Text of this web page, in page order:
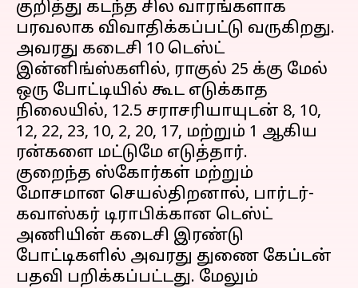
குறித்து கடந்த சில வாரங்களாக
பரவலாக விவாதிக்கப்பட்டு வருகிறது.
அவரது கடைசி 10 டெஸ்ட்
இன்னிங்ஸ்களில், ராகுல் 25 க்கு மேல்
ஒரு போட்டியில் கூட எடுக்காத
நிலையில், 12.5 சராசரியாயுடன் 8, 10,
12, 22, 23, 10, 2, 20, 17, மற்றும் 1 ஆகிய
ரன்களை மட்டுமே எடுத்தார்.
குறைந்த ஸ்கோர்கள் மற்றும்
மோசமான செயல்திறனால், பார்டர்-
கவாஸ்கர் டிராபிக்கான டெஸ்ட்
அணியின் கடைசி இரண்டு
போட்டிகளில் அவரது துணை கேப்டன்
பதவி பறிக்கப்பட்டது. மேலும்